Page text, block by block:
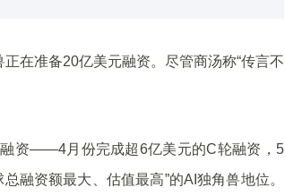
正在准备20亿美元融资。尽管商汤称“传言不
资——4月份完成超6亿美元的C轮融资，5
融资额最大、估值最高”的AI独角兽地位。